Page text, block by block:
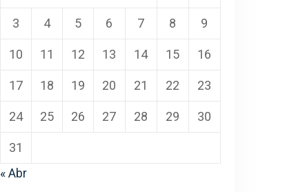
3 4 5 6 7 8 9
10 11 12 13 14 15 16
17 18 19 20 21 22 23
24 25 26 27 28 29 30
31
« Abr